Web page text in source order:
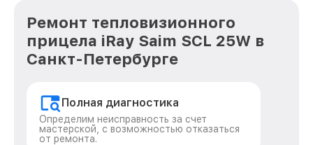
Ремонт тепловизионного
прицела iRay Saim SCL 25W в
Санкт-Петербурге
Полная диагностика
Определим неисправность за счет
мастерской, с возможностью отказаться
от ремонта.